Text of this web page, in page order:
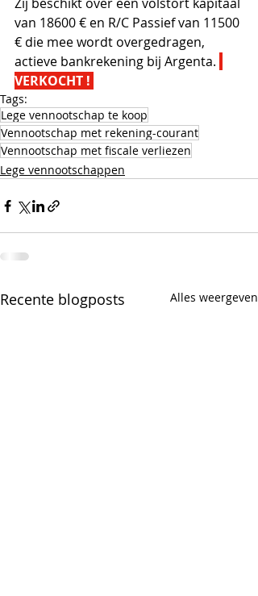
Zij beschikt over een volstort kapitaal
van 18600 € en R/C Passief van 11500
€ die mee wordt overgedragen,
actieve bankrekening bij Argenta.
VERKOCHT !
Tags:
Lege vennootschap te koop
Vennootschap met rekening-courant
Vennootschap met fiscale verliezen
Lege vennootschappen
Recente blogposts Alles weergeven